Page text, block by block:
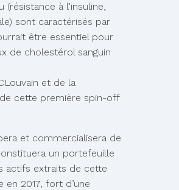
à l'insuline,
sont caractérisés par
être essentiel pour
de cholestérol sanguin
et de la
cette première spin-off
et commercialisera de
un portefeuille
actifs extraits de cette
en 2017, fort d’une